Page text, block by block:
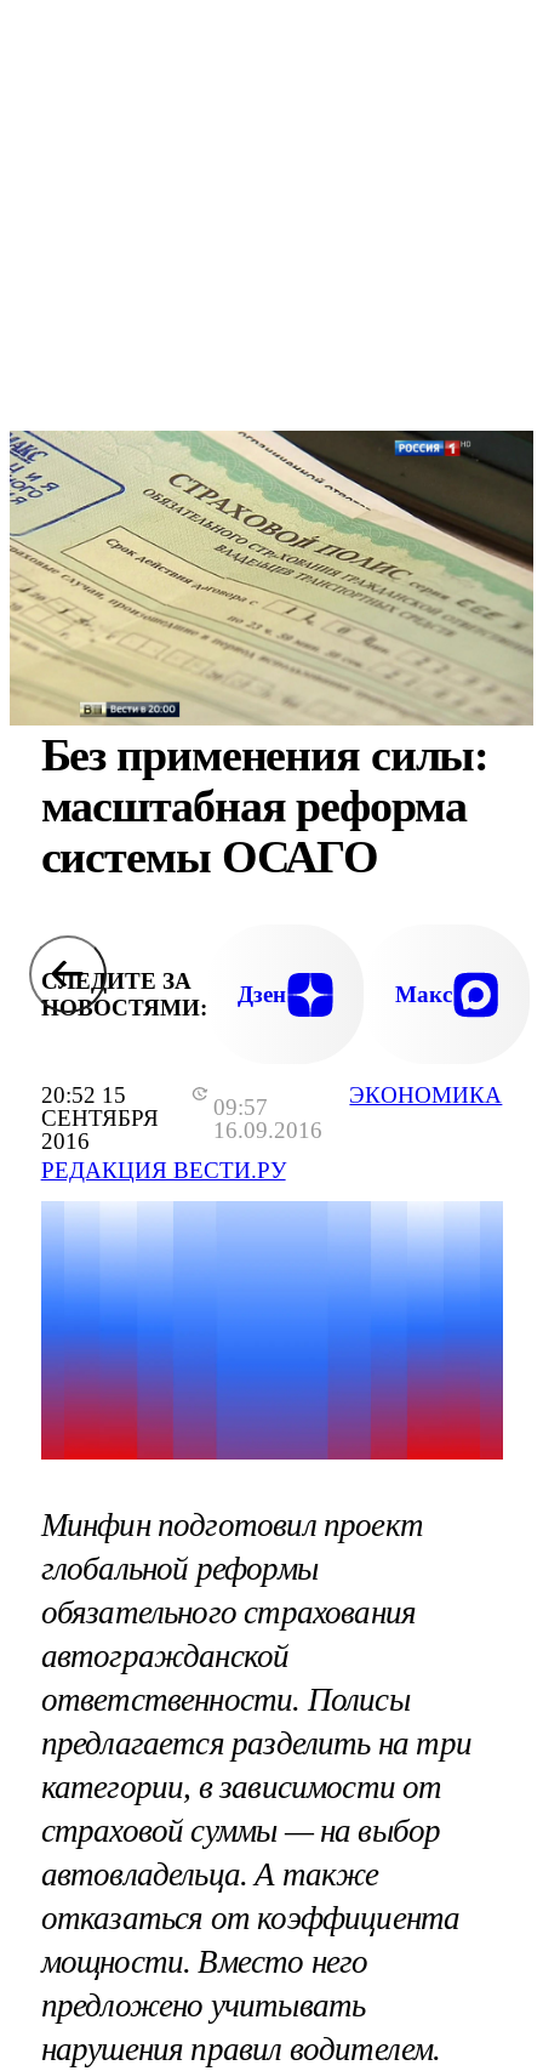
20:52 15
СЕНТЯБРЯ
2016
09:57
16.09.2016
РЕДАКЦИЯ ВЕСТИ.РУ
ЭКОНОМИКА
Без применения силы:
масштабная реформа
системы ОСАГО
СЛЕДИТЕ ЗА
НОВОСТЯМИ:
Дзен Макс
Минфин подготовил проект
глобальной реформы
обязательного страхования
автогражданской
ответственности. Полисы
предлагается разделить на три
категории, в зависимости от
страховой суммы — на выбор
автовладельца. А также
отказаться от коэффициента
мощности. Вместо него
предложено учитывать
нарушения правил водителем.